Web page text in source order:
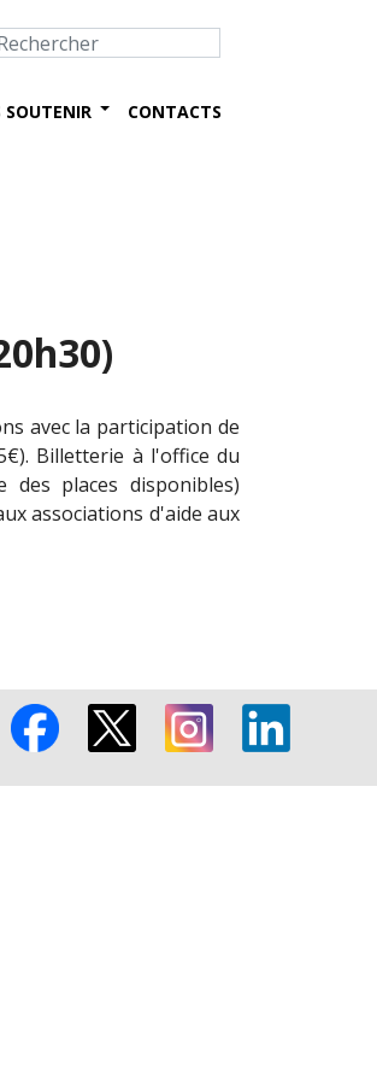
SOUTENIR CONTACTS
avec la participation de
Billetterie à l'office du
places disponibles)
associations d'aide aux